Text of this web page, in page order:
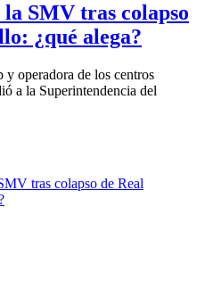
SMV tras colapso
¿qué alega?
operadora de los centros
a la Superintendencia del